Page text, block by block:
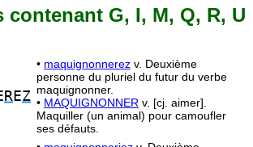
contenant G, I, M, Q, R, U
REZ
• maquignonnerez v. Deuxième
personne du pluriel du futur du verbe
maquignonner.
• MAQUIGNONNER v. [cj. aimer].
Maquiller (un animal) pour camoufler
ses défauts.